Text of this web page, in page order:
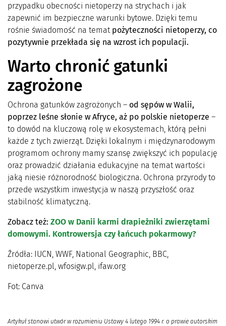
przypadku obecności nietoperzy na strychach i jak
zapewnić im bezpieczne warunki bytowe. Dzięki temu
rośnie świadomość na temat pożyteczności nietoperzy, co
pozytywnie przekłada się na wzrost ich populacji.
Warto chronić gatunki
zagrożone
Ochrona gatunków zagrożonych – od sępów w Walii,
poprzez leśne słonie w Afryce, aż po polskie nietoperze –
to dowód na kluczową rolę w ekosystemach, którą pełni
każde z tych zwierząt. Dzięki lokalnym i międzynarodowym
programom ochrony mamy szansę zwiększyć ich populację
oraz prowadzić działania edukacyjne na temat wartości
jaką niesie różnorodność biologiczna. Ochrona przyrody to
przede wszystkim inwestycja w naszą przyszłość oraz
stabilność klimatyczną.
Zobacz też: ZOO w Danii karmi drapieżniki zwierzętami
domowymi. Kontrowersja czy łańcuch pokarmowy?
Źródła: IUCN, WWF, National Geographic, BBC,
nietoperze.pl, wfosigw.pl, ifaw.org
Fot: Canva
Artykuł stanowi utwór w rozumieniu Ustawy 4 lutego 1994 r. o prawie autorskim